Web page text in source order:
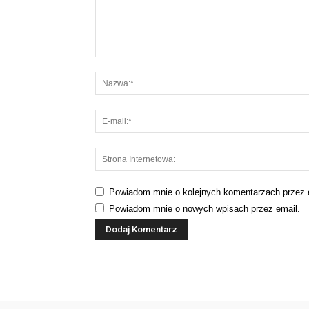
Powiadom mnie o kolejnych komentarzach przez
Powiadom mnie o nowych wpisach przez email.